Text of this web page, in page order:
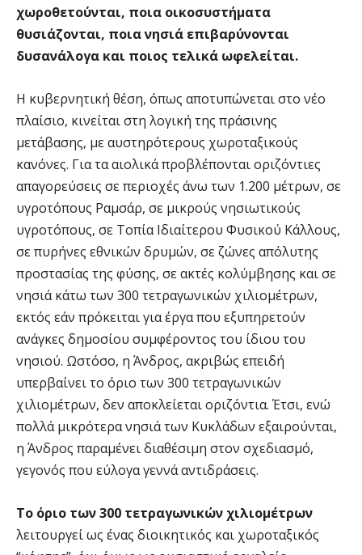
χωροθετούνται, ποια οικοσυστήματα
θυσιάζονται, ποια νησιά επιβαρύνονται
δυσανάλογα και ποιος τελικά ωφελείται.
Η κυβερνητική θέση, όπως αποτυπώνεται στο νέο
πλαίσιο, κινείται στη λογική της πράσινης
μετάβασης, με αυστηρότερους χωροταξικούς
κανόνες. Για τα αιολικά προβλέπονται οριζόντιες
απαγορεύσεις σε περιοχές άνω των 1.200 μέτρων, σε
υγροτόπους Ραμσάρ, σε μικρούς νησιωτικούς
υγροτόπους, σε Τοπία Ιδιαίτερου Φυσικού Κάλλους,
σε πυρήνες εθνικών δρυμών, σε ζώνες απόλυτης
προστασίας της φύσης, σε ακτές κολύμβησης και σε
νησιά κάτω των 300 τετραγωνικών χιλιομέτρων,
εκτός εάν πρόκειται για έργα που εξυπηρετούν
ανάγκες δημοσίου συμφέροντος του ίδιου του
νησιού. Ωστόσο, η Άνδρος, ακριβώς επειδή
υπερβαίνει το όριο των 300 τετραγωνικών
χιλιομέτρων, δεν αποκλείεται οριζόντια. Έτσι, ενώ
πολλά μικρότερα νησιά των Κυκλάδων εξαιρούνται,
η Άνδρος παραμένει διαθέσιμη στον σχεδιασμό,
γεγονός που εύλογα γεννά αντιδράσεις.
Το όριο των 300 τετραγωνικών χιλιομέτρων
λειτουργεί ως ένας διοικητικός και χωροταξικός